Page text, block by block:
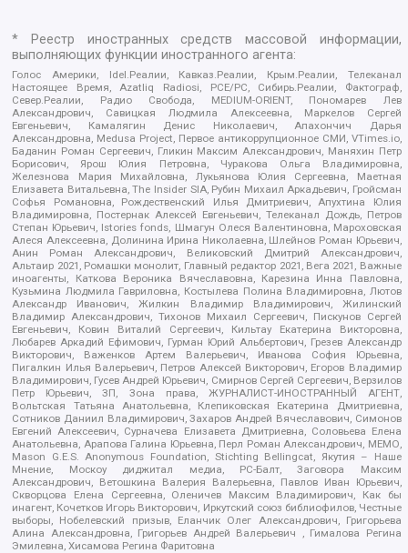
* Реестр иностранных средств массовой информации,
выполняющих функции иностранного агента:
Голос Америки, Idel.Реалии, Кавказ.Реалии, Крым.Реалии, Телеканал
Настоящее Время, Azatliq Radiosi, PCE/PC, Сибирь.Реалии, Фактограф,
Север.Реалии, Радио Свобода, MEDIUM-ORIENT, Пономарев Лев
Александрович, Савицкая Людмила Алексеевна, Маркелов Сергей
Евгеньевич, Камалягин Денис Николаевич, Апахончич Дарья
Александровна, Medusa Project, Первое антикоррупционное СМИ, VTimes.io,
Баданин Роман Сергеевич, Гликин Максим Александрович, Маняхин Петр
Борисович, Ярош Юлия Петровна, Чуракова Ольга Владимировна,
Железнова Мария Михайловна, Лукьянова Юлия Сергеевна, Маетная
Елизавета Витальевна, The Insider SIA, Рубин Михаил Аркадьевич, Гройсман
Софья Романовна, Рождественский Илья Дмитриевич, Апухтина Юлия
Владимировна, Постернак Алексей Евгеньевич, Телеканал Дождь, Петров
Степан Юрьевич, Istories fonds, Шмагун Олеся Валентиновна, Мароховская
Алеся Алексеевна, Долинина Ирина Николаевна, Шлейнов Роман Юрьевич,
Анин Роман Александрович, Великовский Дмитрий Александрович,
Альтаир 2021, Ромашки монолит, Главный редактор 2021, Вега 2021, Важные
иноагенты, Каткова Вероника Вячеславовна, Карезина Инна Павловна,
Кузьмина Людмила Гавриловна, Костылева Полина Владимировна, Лютов
Александр Иванович, Жилкин Владимир Владимирович, Жилинский
Владимир Александрович, Тихонов Михаил Сергеевич, Пискунов Сергей
Евгеньевич, Ковин Виталий Сергеевич, Кильтау Екатерина Викторовна,
Любарев Аркадий Ефимович, Гурман Юрий Альбертович, Грезев Александр
Викторович, Важенков Артем Валерьевич, Иванова София Юрьевна,
Пигалкин Илья Валерьевич, Петров Алексей Викторович, Егоров Владимир
Владимирович, Гусев Андрей Юрьевич, Смирнов Сергей Сергеевич, Верзилов
Петр Юрьевич, ЗП, Зона права, ЖУРНАЛИСТ-ИНОСТРАННЫЙ АГЕНТ,
Вольтская Татьяна Анатольевна, Клепиковская Екатерина Дмитриевна,
Сотников Даниил Владимирович, Захаров Андрей Вячеславович, Симонов
Евгений Алексеевич, Сурначева Елизавета Дмитриевна, Соловьева Елена
Анатольевна, Арапова Галина Юрьевна, Перл Роман Александрович, МЕМО,
Mason G.E.S. Anonymous Foundation, Stichting Bellingcat, Якутия – Наше
Мнение, Москоу диджитал медиа, РС-Балт, Заговора Максим
Александрович, Ветошкина Валерия Валерьевна, Павлов Иван Юрьевич,
Скворцова Елена Сергеевна, Оленичев Максим Владимирович, Как бы
инагент, Кочетков Игорь Викторович, Иркутский союз библиофилов, Честные
выборы, Нобелевский призыв, Еланчик Олег Александрович, Григорьева
Алина Александровна, Григорьев Андрей Валерьевич , Гималова Регина
Эмилевна, Хисамова Регина Фаритовна